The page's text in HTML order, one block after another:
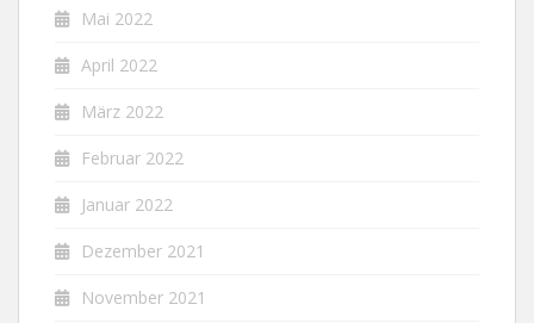
Mai 2022
April 2022
März 2022
Februar 2022
Januar 2022
Dezember 2021
November 2021